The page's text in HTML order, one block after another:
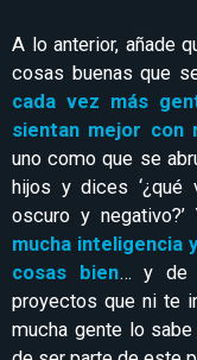
A lo anterior, añade
cosas buenas que
cada vez más
sientan mejor
uno como que se
hijos y dices ‘¿qué
oscuro y negativo?’
mucha inteligencia
cosas bien… y de
proyectos que ni te
mucha gente lo